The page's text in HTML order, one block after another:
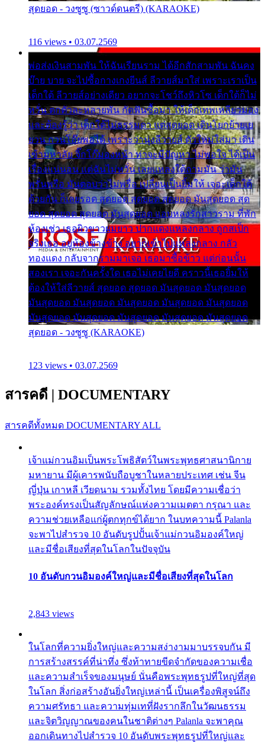
สุดยอด - วงซูซู (ซาวด์ดนตรี) (KARAOKE)
116 views • 03.07.2569
พ่อส่งเงินสามพัน ให้ฉันเรียนราม ได้อีกสักสามพัน ฉันคง
บ๊าย บาย จะไปซื้อกางเกงยีนส์ ลีวายส์มาใส่ เพราะเราเป็น
เด็กใต้ ลีวายส์อย่างเดียว อยากจะโชว์ถึงหิวโซ เด็กใต้ก็ไม่
หวั่น ตกตัวละหลายพัน กัดฟันซื้อมา ให้เด็กเทพเหลียวมอง
และต้องรู้ว่า เด็กใต้ไม่ธรรมดา แต่สุดยอด เดินโยกย้ายเย
ยวน กวนโอ๊ยพอได้ เพราะว่านุ่งลีวายส์ ตัวใหม่ใส่มา เดิน
เข้ามหาลัย จิ๊กโก๊มองหน้า ท่าจะมีปัญหา ไม่พอใจ ได้เป็น
เรื่องแน่นอน แต่ฉันไม่หวั่น เลยแหลงใต้ถามมัน ว่ามัน
พรั่นพรือ มันตอบว่าไม่พรื่อ เปลี่ยนเป็นยิ้มให้ เจอะเด็กใต้
ด้วยกัน ก็เลยรอด สุดยอด สุดยอด สุดยอด มันสุดยอด สุด
ยอด สุดยอด สุดยอด มันสุดยอด แอบหลงรักสาวราม ที่พัก
ห้องเช่า เธอผิวขาวผมยาว ปากแดงแหลงกลาง ถูกสเป็ก
จริงเธอ อยู่ห้องข้างข้าง อยากเข้าไปแหลงกลาง กลัว
ทองแดง กลับจากรามมาเจอ เธอมาซื้อข้าว แต่ก่อนนั้น
สองเรา เจอะกันครั้งใด เธอไม่เคยไยดี คราวนี้เธอยิ้มให้
ต้องให้ใส่ลีวายส์ สุดยอด สุดยอด มันสุดยอด มันสุดยอด
มันสุดยอด มันสุดยอด มันสุดยอด มันสุดยอด มันสุดยอด
มันสุดยอด มันสุดยอด มันสุดยอด มันสุดยอด มันสุดยอด
สุดยอด - วงซูซู (KARAOKE)
123 views • 03.07.2569
สารคดี | DOCUMENTARY
สารคดีทั้งหมด DOCUMENTARY ALL
เจ้าแม่กวนอิมเป็นพระโพธิสัตว์ในพระพุทธศาสนานิกาย
มหายาน มีผู้เคารพนับถือบูชาในหลายประเทศ เช่น จีน
ญี่ปุ่น เกาหลี เวียดนาม รวมทั้งไทย โดยมีความเชื่อว่า
พระองค์ทรงเป็นสัญลักษณ์แห่งความเมตตา กรุณา และ
ความช่วยเหลือแก่ผู้ตกทุกข์ได้ยาก ในบทความนี้ Palanla
จะพาไปสำรวจ 10 อันดับรูปปั้นเจ้าแม่กวนอิมองค์ใหญ่
และมีชื่อเสียงที่สุดในโลกในปัจจุบัน
10 อันดับกวนอิมองค์ใหญ่และมีชื่อเสียงที่สุดในโลก
2,843 views
ในโลกที่ความยิ่งใหญ่และความสง่างามมาบรรจบกัน มี
การสร้างสรรค์ที่น่าทึ่ง ซึ่งท้าทายขีดจำกัดของความเชื่อ
และความสำเร็จของมนุษย์ นั่นคือพระพุทธรูปที่ใหญ่ที่สุด
ในโลก สิ่งก่อสร้างอันยิ่งใหญ่เหล่านี้ เป็นเครื่องพิสูจน์ถึง
ความศรัทธา และความทุ่มเทที่ฝังรากลึกในวัฒนธรรม
และจิตวิญญาณของคนในชาติต่างๆ Palanla จะพาคุณ
ออกเดินทางไปสำรวจ 10 อันดับพระพุทธรูปที่ใหญ่และ